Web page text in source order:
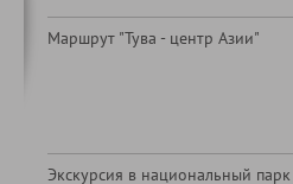
Маршрут "Тува - центр Азии"
Экскурсия в национальный